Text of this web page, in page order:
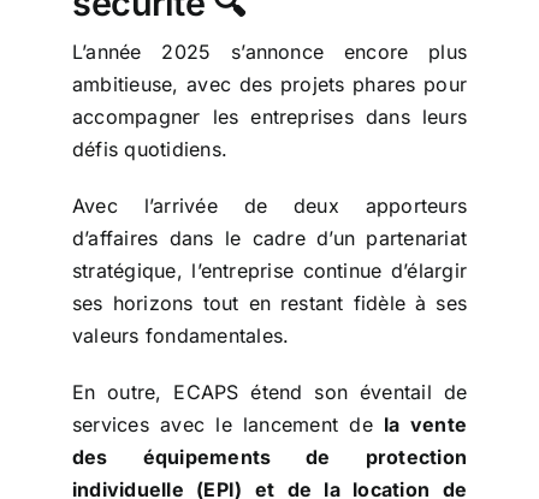
L’année 2025 s’annonce encore plus
ambitieuse, avec des projets phares pour
accompagner les entreprises dans leurs
défis quotidiens.
Avec l’arrivée de deux apporteurs
d’affaires dans le cadre d’un partenariat
stratégique, l’entreprise continue d’élargir
ses horizons tout en restant fidèle à ses
valeurs fondamentales.
En outre, ECAPS étend son éventail de
services avec le lancement de la vente
des équipements de protection
individuelle (EPI) et de la location de